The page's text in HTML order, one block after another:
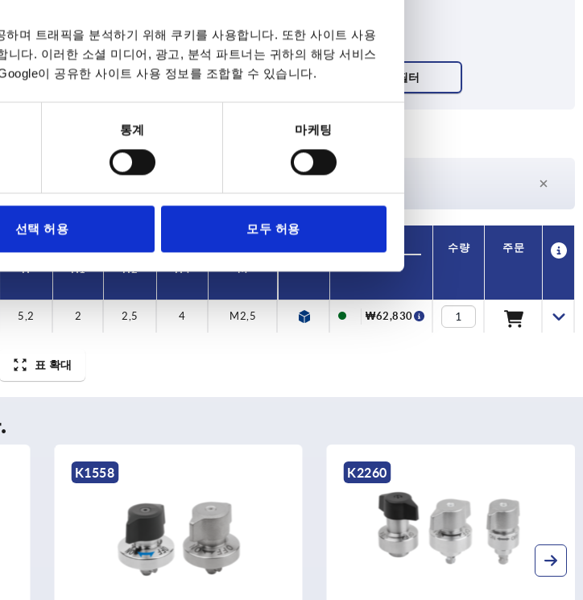
며 트래픽을 분석하기 위해 쿠키를 사용합니다. 또한 사이트 사용
다. 이러한 소셜 미디어, 광고, 분석 파트너는 귀하의 해당 서비스
이 공유한 사이트 사용 정보를 조합할 수 있습니다.
통계 마케팅
선택 허용 모두 허용
D2 D4
단계에서 확정
7~9 영업일
10-26 캘린더 일수
현재 재고 없음
H H1 H2 H4 M
수량 주문
5,2 2 2,5 4 M2,5 ₩62,830
표 확대
K2260 K2326